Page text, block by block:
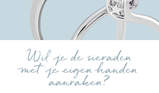
Wil je de sieraden
met je eigen handen
aanraken?